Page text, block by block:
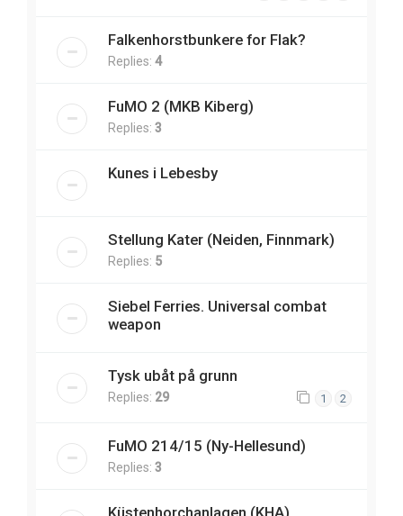
Falkenhorstbunkere for Flak?
Replies: 4
FuMO 2 (MKB Kiberg)
Replies: 3
Kunes i Lebesby
Stellung Kater (Neiden, Finnmark)
Replies: 5
Siebel Ferries. Universal combat
weapon
Tysk ubåt på grunn
Replies: 29 1 2
FuMO 214/15 (Ny-Hellesund)
Replies: 3
Küstenhorchanlagen (KHA)